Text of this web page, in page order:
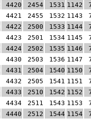
4420 2454 1531 1142
4421 2455 1532 1143
4422 2500 1533 1144
4423 2501 1534 1145
4424 2502 1535 1146
4430 2503 1536 1147
4431 2504 1540 1150
4432 2505 1541 1151
4433 2510 1542 1152
4434 2511 1543 1153
4440 2512 1544 1154